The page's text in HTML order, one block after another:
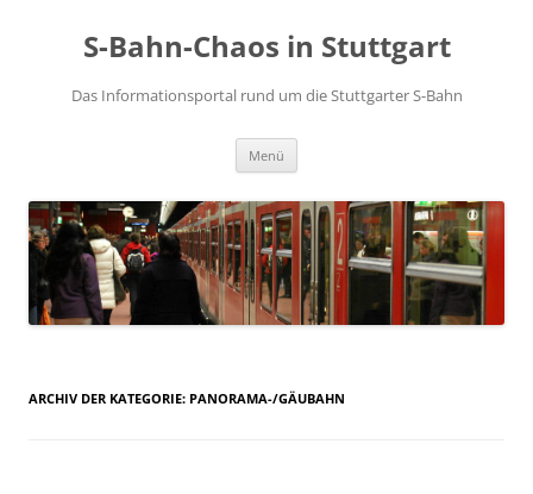
S-Bahn-Chaos in Stuttgart
Das Informationsportal rund um die Stuttgarter S-Bahn
Menü
ARCHIV DER KATEGORIE: PANORAMA-/GÄUBAHN